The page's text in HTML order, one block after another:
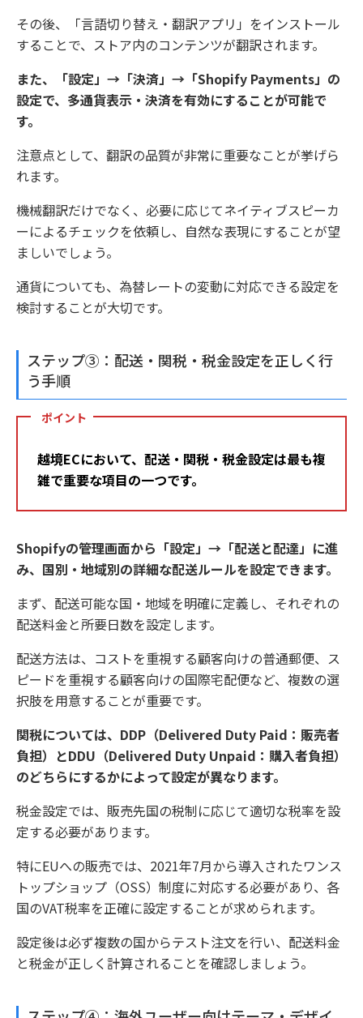
その後、「言語切り替え・翻訳アプリ」をインストール
することで、ストア内のコンテンツが翻訳されます。
また、「設定」→「決済」→「Shopify Payments」の
設定で、多通貨表示・決済を有効にすることが可能で
す。
注意点として、翻訳の品質が非常に重要なことが挙げら
れます。
機械翻訳だけでなく、必要に応じてネイティブスピーカ
ーによるチェックを依頼し、自然な表現にすることが望
ましいでしょう。
通貨についても、為替レートの変動に対応できる設定を
検討することが大切です。
ステップ③：配送・関税・税金設定を正しく行
う手順
ポイント
越境ECにおいて、配送・関税・税金設定は最も複
雑で重要な項目の一つです。
Shopifyの管理画面から「設定」→「配送と配達」に進
み、国別・地域別の詳細な配送ルールを設定できます。
まず、配送可能な国・地域を明確に定義し、それぞれの
配送料金と所要日数を設定します。
配送方法は、コストを重視する顧客向けの普通郵便、ス
ピードを重視する顧客向けの国際宅配便など、複数の選
択肢を用意することが重要です。
関税については、DDP（Delivered Duty Paid：販売者
負担）とDDU（Delivered Duty Unpaid：購入者負担）
のどちらにするかによって設定が異なります。
税金設定では、販売先国の税制に応じて適切な税率を設
定する必要があります。
特にEUへの販売では、2021年7月から導入されたワンス
トップショップ（OSS）制度に対応する必要があり、各
国のVAT税率を正確に設定することが求められます。
設定後は必ず複数の国からテスト注文を行い、配送料金
と税金が正しく計算されることを確認しましょう。